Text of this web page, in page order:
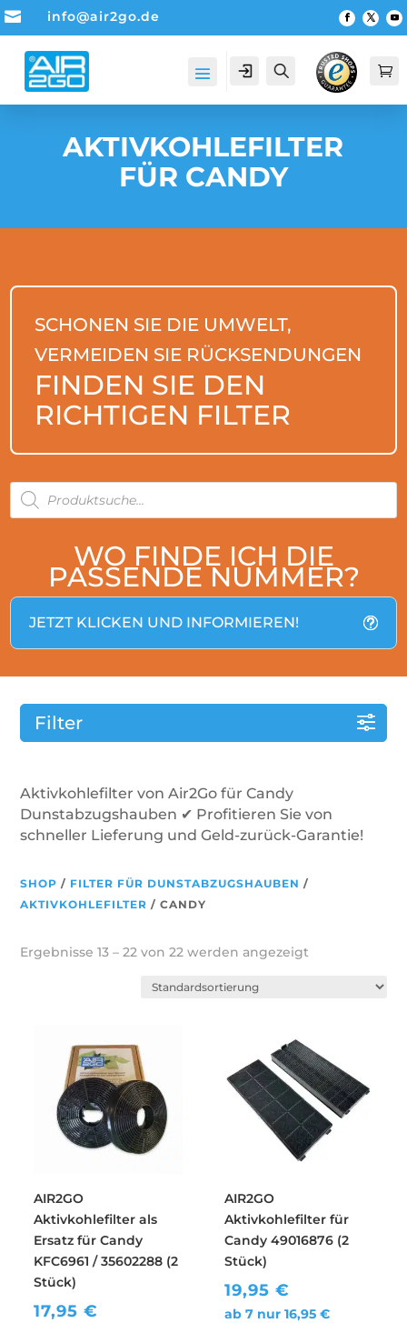
 info@air2go.de
Account Suche 
AKTIVKOHLEFILTER
FÜR CANDY
SCHONEN SIE DIE UMWELT,
VERMEIDEN SIE RÜCKSENDUNGEN
FINDEN SIE DEN
RICHTIGEN FILTER
PRODUCTS
SEARCH
WO FINDE ICH DIE
PASSENDE NUMMER?
JETZT KLICKEN UND INFORMIEREN!
Filter
Aktivkohlefilter von Air2Go für Candy
Dunstabzugshauben ✔ Profitieren Sie von
schneller Lieferung und Geld-zurück-Garantie!
SHOP / FILTER FÜR DUNSTABZUGSHAUBEN /
AKTIVKOHLEFILTER / CANDY
Ergebnisse 13 – 22 von 22 werden angezeigt
AIR2GO
Aktivkohlefilter als
Ersatz für Candy
KFC6961 / 35602288 (2
Stück)
17,95€
AIR2GO
Aktivkohlefilter für
Candy 49016876 (2
Stück)
19,95€
ab 7 nur16,95€